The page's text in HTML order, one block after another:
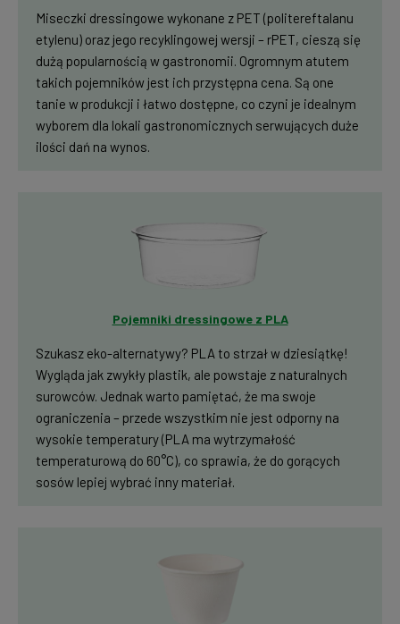
Miseczki dressingowe wykonane z PET (politereftalanu
etylenu) oraz jego recyklingowej wersji – rPET, cieszą się
dużą popularnością w gastronomii. Ogromnym atutem
takich pojemników jest ich przystępna cena. Są one
tanie w produkcji i łatwo dostępne, co czyni je idealnym
wyborem dla lokali gastronomicznych serwujących duże
ilości dań na wynos.
Pojemniki dressingowe z PLA
Szukasz eko-alternatywy? PLA to strzał w dziesiątkę!
Wygląda jak zwykły plastik, ale powstaje z naturalnych
surowców. Jednak warto pamiętać, że ma swoje
ograniczenia – przede wszystkim nie jest odporny na
wysokie temperatury (PLA ma wytrzymałość
temperaturową do 60°C), co sprawia, że do gorących
sosów lepiej wybrać inny materiał.